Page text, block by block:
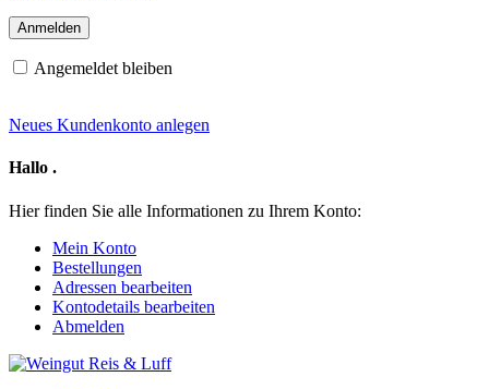
Angemeldet bleiben
Neues Kundenkonto anlegen
Hallo .
Hier finden Sie alle Informationen zu Ihrem Konto:
Mein Konto
Bestellungen
Adressen bearbeiten
Kontodetails bearbeiten
Abmelden